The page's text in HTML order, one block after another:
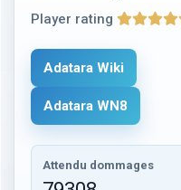
Player rating
Adatara Wiki
Adatara WN8
Attendu dommages